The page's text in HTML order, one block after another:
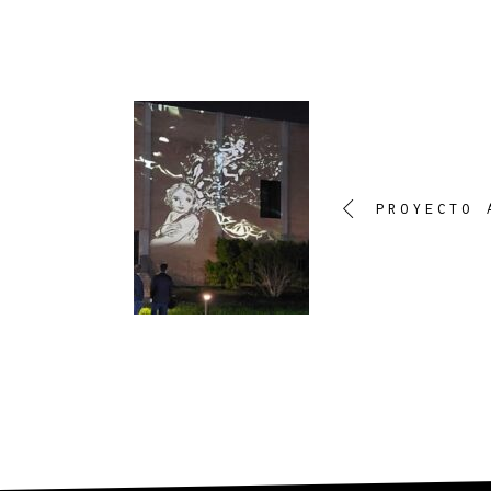
PROYECTO